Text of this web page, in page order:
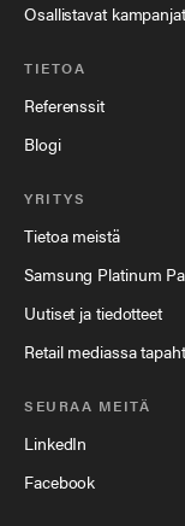
Osallistavat kampanjat
TIETOA
Referenssit
Blogi
YRITYS
Tietoa meistä
Samsung Platinum
Uutiset ja tiedotteet
Retail mediassa
SEURAA MEITÄ
LinkedIn
Facebook